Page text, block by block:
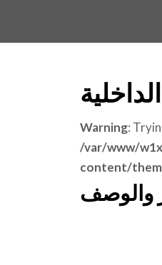
Warning:
/var/www/
content/
والوصف